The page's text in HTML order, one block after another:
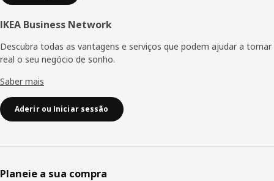
IKEA Business Network
Descubra todas as vantagens e serviços que podem ajudar a tornar
real o seu negócio de sonho.
Saber mais
Aderir ou Iniciar sessão
Planeie a sua compra